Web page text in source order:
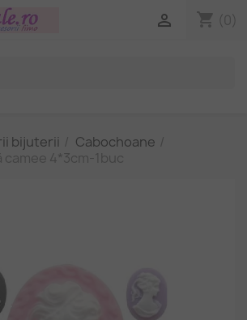
shopping_cart (0)

bijuterii
Cabochoane
4*3cm-1buc